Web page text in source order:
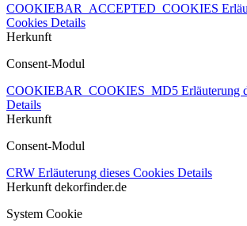
COOKIEBAR_ACCEPTED_COOKIES
Cookies Details
Herkunft
Consent-Modul
COOKIEBAR_COOKIES_MD5 Erläuterung
Details
Herkunft
Consent-Modul
CRW Erläuterung dieses Cookies Details
Herkunft dekorfinder.de
System Cookie